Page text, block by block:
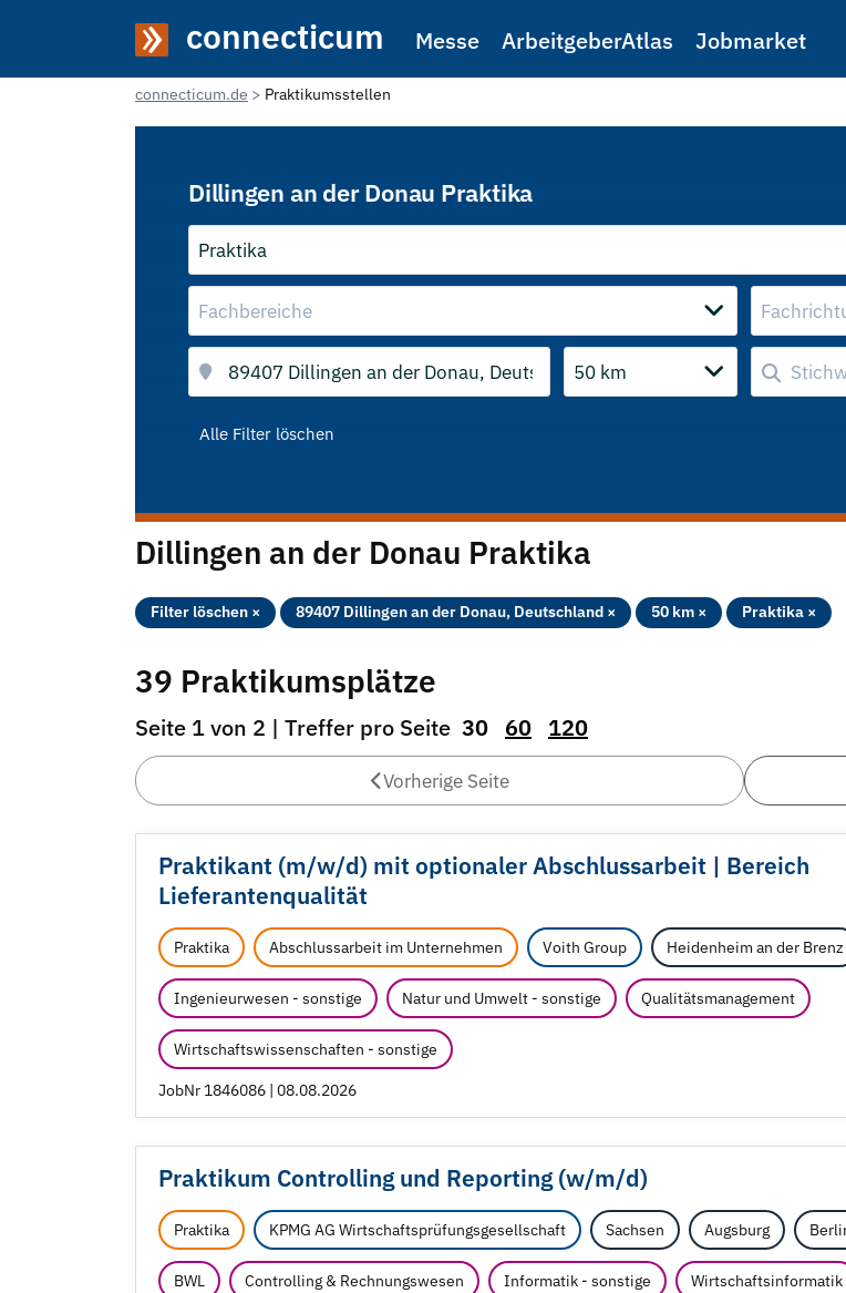
connecticum Messe ArbeitgeberAtlas Jobmarket
connecticum.de Praktikumsstellen
Dillingen an der Donau Praktika
Praktika
Fachbereiche
50 km
Alle Filter löschen
Dillingen an der Donau Praktika
Filter löschen × 89407 Dillingen an der Donau, Deutschland × 50 km × Praktika ×
39 Praktikumsplätze
Seite 1 von 2 | Treffer pro Seite 30 60 120
Vorherige Seite
Praktikant (m/w/d) mit optionaler Abschlussarbeit | Bereich
Lieferantenqualität
Praktika Abschlussarbeit im Unternehmen Voith Group Heidenheim an der Brenz
Ingenieurwesen - sonstige Natur und Umwelt - sonstige Qualitätsmanagement
Wirtschaftswissenschaften - sonstige
JobNr 1846086 | 08.08.2026
Praktikum Controlling und Reporting (w/m/d)
Praktika KPMG AG Wirtschaftsprüfungsgesellschaft Sachsen Augsburg
BWL Controlling & Rechnungswesen Informatik - sonstige Wirtschaftsinformatik